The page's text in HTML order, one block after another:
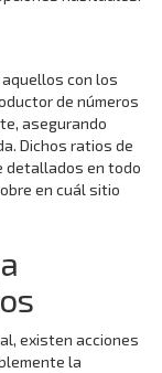
con los
de números
asegurando
Dichos ratios de
detallados en todo
en cuál sitio
existen acciones
la